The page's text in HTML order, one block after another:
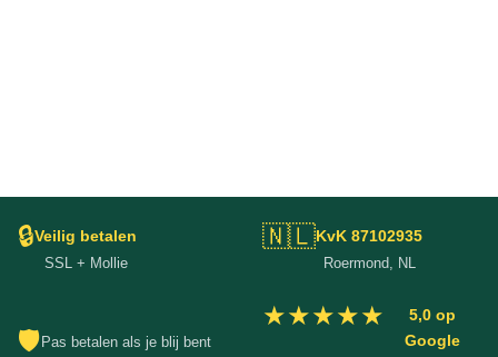
🔒Veilig betalen
SSL + Mollie
🇳🇱KvK 87102935
Roermond, NL
🛡 Pas betalen als je blij bent
★★★★★
5,0 op
Google